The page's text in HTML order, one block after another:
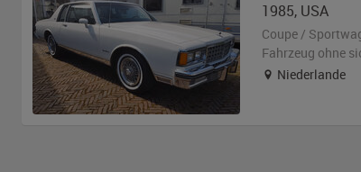
1985, USA
Coupe /
Fahrzeug ohne
Niederlande